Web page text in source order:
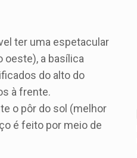
ter uma espetacular
oeste), a basílica
do alto do
à frente.
o pôr do sol (melhor
é feito por meio de